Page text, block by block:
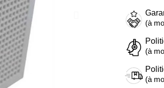
(à
(à
(à